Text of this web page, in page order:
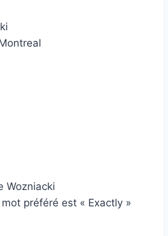
Wozniacki
préféré est « Exactly »